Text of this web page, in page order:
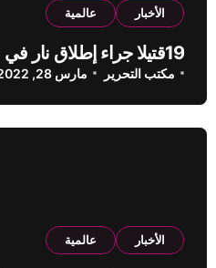
الأخبار عالمية
19قتيلا جراء إطلاق نار في وسط المكسيك
مكتب التحرير مارس 28, 2022
الأخبار عالمية